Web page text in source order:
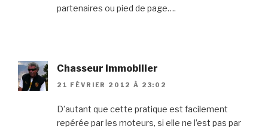
partenaires ou pied de page….
Chasseur immobilier
21 FÉVRIER 2012 À 23:02
D’autant que cette pratique est facilement
repérée par les moteurs, si elle ne l’est pas par